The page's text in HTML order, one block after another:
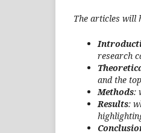
The articles will
research
and the
Methods:
Results: